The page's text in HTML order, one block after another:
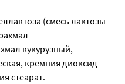
(смесь лактозы
кукурузный,
кремния диоксид
стеарат.